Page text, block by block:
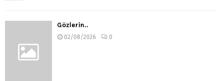
Gözlerin..
02/08/2026 0